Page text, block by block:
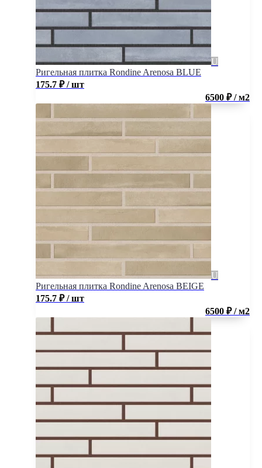
Ригельная плитка Rondine Arenosa BLUE
175.7 ₽ / шт
6500 ₽ / м2
Ригельная плитка Rondine Arenosa BEIGE
175.7 ₽ / шт
6500 ₽ / м2